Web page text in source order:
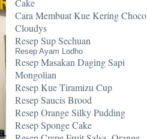
Cake
Cara Membuat Kue Kering Choco
Cloudys
Resep Sup Sechuan
Resep Ayam Lodho
Resep Masakan Daging Sapi
Mongolian
Resep Kue Tiramizu Cup
Resep Saucis Brood
Resep Orange Silky Pudding
Resep Sponge Cake